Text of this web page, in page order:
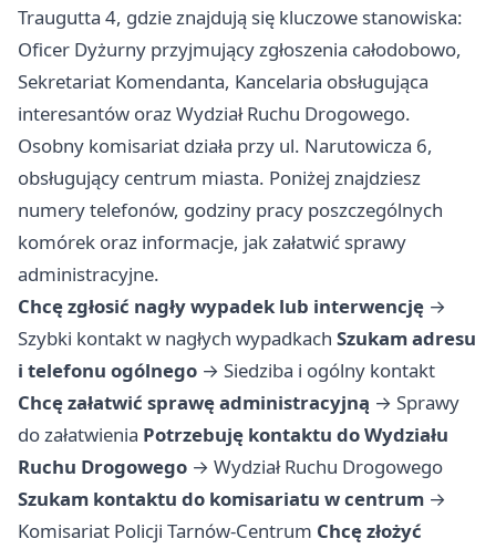
Traugutta 4, gdzie znajdują się kluczowe stanowiska:
Oficer Dyżurny przyjmujący zgłoszenia całodobowo,
Sekretariat Komendanta, Kancelaria obsługująca
interesantów oraz Wydział Ruchu Drogowego.
Osobny komisariat działa przy ul. Narutowicza 6,
obsługujący centrum miasta. Poniżej znajdziesz
numery telefonów, godziny pracy poszczególnych
komórek oraz informacje, jak załatwić sprawy
administracyjne.
Chcę zgłosić nagły wypadek lub interwencję →
Szybki kontakt w nagłych wypadkach Szukam adresu
i telefonu ogólnego → Siedziba i ogólny kontakt
Chcę załatwić sprawę administracyjną → Sprawy
do załatwienia Potrzebuję kontaktu do Wydziału
Ruchu Drogowego → Wydział Ruchu Drogowego
Szukam kontaktu do komisariatu w centrum →
Komisariat Policji Tarnów-Centrum Chcę złożyć